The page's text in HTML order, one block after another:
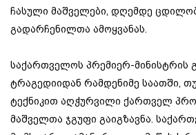
ჩასული მაშველები, დღემდე
გადარჩენილთა ამოყვანას.
საქართველოს პრემიერ-მინისტრის
ტრაგედიიდან რამდენიმე საათში,
ტექნიკით აღჭურვილი ქართველ
მაშველთა ჯგუფი გაიგზავნა.